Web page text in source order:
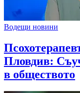
Водещи новини
Пловдив:
в обществото